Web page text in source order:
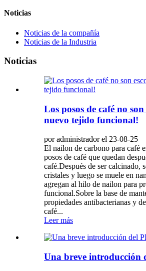
Noticias
Noticias de la compañía
Noticias de la Industria
Noticias
Los posos de café no
nuevo tejido funcional!
por administrador el 23-08-25
El nailon de carbono para café
posos de café que quedan
café.Después de ser calcinado,
cristales y luego se muele en
agregan al hilo de nailon para
funcional.Sobre la base de
propiedades antibacterianas y
café...
Leer más
Una breve introducción